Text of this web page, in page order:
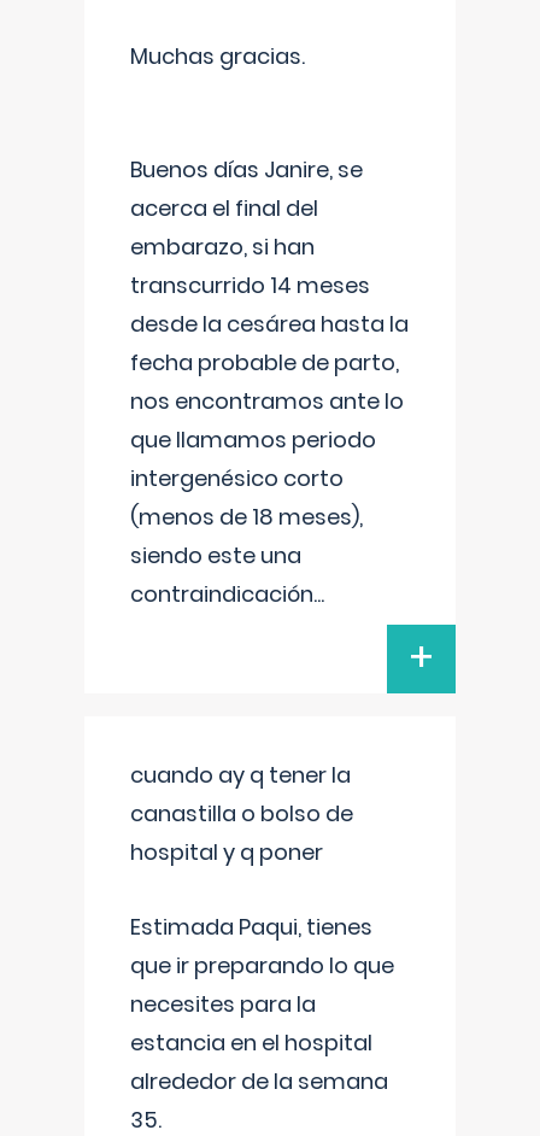
Muchas gracias.
Buenos días Janire, se
acerca el final del
embarazo, si han
transcurrido 14 meses
desde la cesárea hasta la
fecha probable de parto,
nos encontramos ante lo
que llamamos periodo
intergenésico corto
(menos de 18 meses),
siendo este una
contraindicación...
+
cuando ay q tener la
canastilla o bolso de
hospital y q poner
Estimada Paqui, tienes
que ir preparando lo que
necesites para la
estancia en el hospital
alrededor de la semana
35.